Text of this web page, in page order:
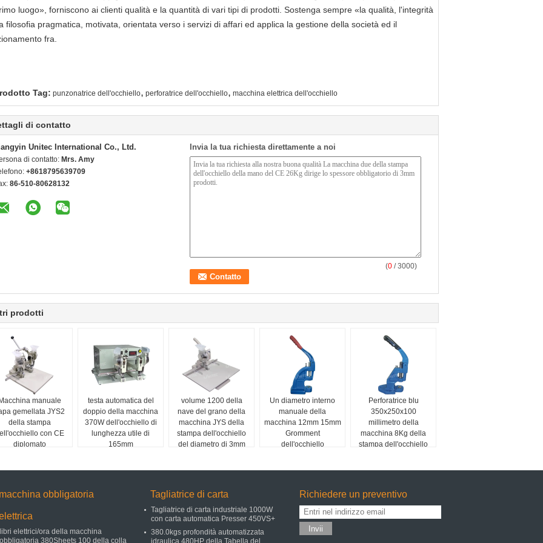
luogo», forniscono ai clienti qualità e la quantità di vari tipi di prodotti. Sostenga sempre «la qualità, l'integrità
filosofia pragmatica, motivata, orientata verso i servizi di affari ed applica la gestione della società ed il
fra.
Tag: punzonatrice dell'occhiello, perforatrice dell'occhiello, macchina elettrica dell'occhiello
di contatto
Unitec International Co., Ltd.
di contatto: Mrs. Amy
+8618795639709
86-510-80628132
Invia la tua richiesta direttamente a noi
(0 / 3000)
prodotti
Macchina manuale
gemellata JYS2
della stampa
con CE
diplomato
testa automatica del
doppio della macchina
370W dell'occhiello di
lunghezza utile di
165mm
volume 1200 della
nave del grano della
macchina JYS della
stampa dell'occhiello
del diametro di 3mm
Un diametro interno
manuale della
macchina 12mm 15mm
Gromment
dell'occhiello
Perforatrice blu
350x250x100
millimetro della
macchina 8Kg della
stampa dell'occhiello
macchina obbligatoria
libri elettrici/ora della macchina
obbligatoria 380Sheets 100 della colla
Tagliatrice di carta
Tagliatrice di carta industriale 1000W
con carta automatica Presser 450VS+
380.0kgs profondità automatizzata
idraulica 480HP della Tabella del
Richiedere un preventivo
Invii